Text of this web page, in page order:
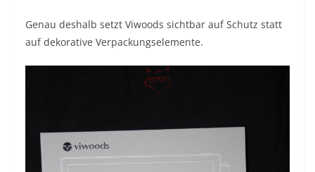
Genau deshalb setzt Viwoods sichtbar auf Schutz statt
auf dekorative Verpackungselemente.